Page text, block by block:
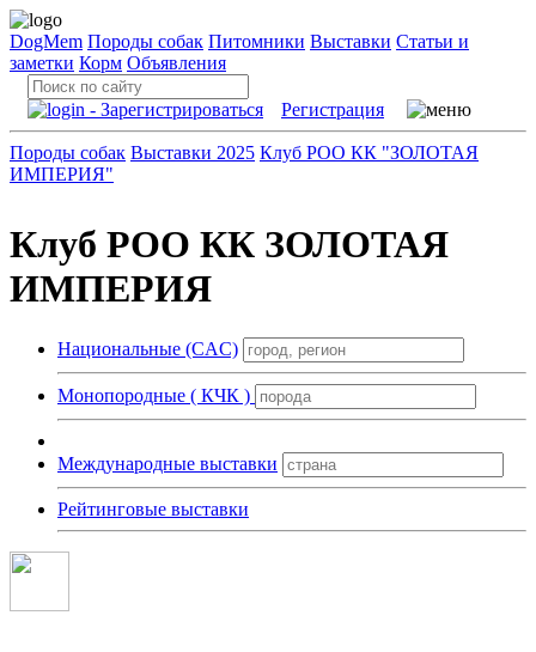
DogMem Породы собак Питомники Выставки Статьи и
заметки Корм Объявления
Регистрация
Породы собак Выставки 2025 Клуб РОО КК "ЗОЛОТАЯ
ИМПЕРИЯ"
Клуб РОО КК ЗОЛОТАЯ
ИМПЕРИЯ
Национальные (CAC)
Монопородные ( КЧК )
Международные выставки
Рейтинговые выставки